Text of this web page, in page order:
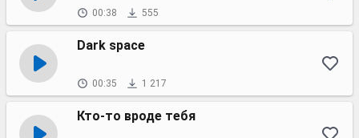
00:38 555
Dark space
00:35 1 217
Кто-то вроде тебя